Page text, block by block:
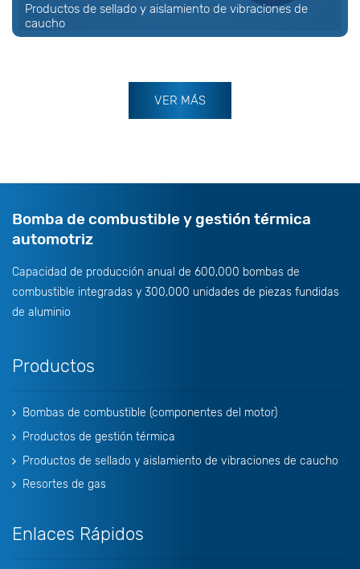
Productos de sellado y aislamiento de vibraciones de
caucho
VER MÁS
Bomba de combustible y gestión térmica
automotriz
Capacidad de producción anual de 600,000 bombas de
combustible integradas y 300,000 unidades de piezas fundidas
de aluminio
Productos
Bombas de combustible (componentes del motor)
Productos de gestión térmica
Productos de sellado y aislamiento de vibraciones de caucho
Resortes de gas
Enlaces Rápidos